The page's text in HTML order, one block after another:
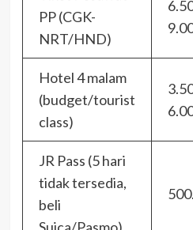
PP (CGK-
NRT/HND)
Hotel 4 malam
(budget/tourist
class)
JR Pass (5 hari
tidak tersedia,
beli